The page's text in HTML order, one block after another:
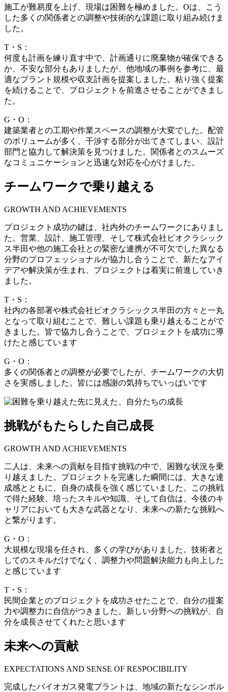
施工が難易度を上げ、現場は困難を極めました。Oは、こう
した多くの関係者との調整や技術的な課題に取り組み続けま
した。
T・S：
何度も計画を練り直す中で、計画通りに廃棄物が確保できる
か、不安な部分もありましたが、他地域の事例を参考に、最
適なプラント規模や収支計画を提案しました。粘り強く提案
を続けることで、プロジェクトを前進させることができまし
た。
G・O：
建築業者との工期や作業スペースの調整が大変でした。配管
のボリュームが多く、干渉する部分が出てきてしまい、設計
部門と協力して解決策を見つけました。関係者とのスムーズ
なコミュニケーションと迅速な対応を心がけました。
チームワークで乗り越える
GROWTH AND ACHIEVEMENTS
プロジェクト成功の鍵は、社内外のチームワークにありまし
た。営業、設計、施工管理、そして株式会社ビオクラシック
ス半田や他の施工会社との緊密な連携が不可欠でした異なる
分野のプロフェッショナルが協力し合うことで、新たなアイ
デアや解決策が生まれ、プロジェクトは着実に前進していき
ました。
T・S：
社内の各部署や株式会社ビオクラシックス半田の方々と一丸
となって取り組むことで、難しい課題も乗り越えることがで
きました。皆で協力し合うことで、プロジェクトを成功に導
けたと感じています
G・O：
多くの関係者との調整が必要でしたが、チームワークの大切
さを実感しました。皆には感謝の気持ちでいっぱいです
挑戦がもたらした自己成長
GROWTH AND ACHIEVEMENTS
二人は、未来への貢献を目指す挑戦の中で、困難な状況を乗
り越えました。プロジェクトを完遂した瞬間には、大きな達
成感とともに、自身の成長を強く感じていました。この挑戦
で得た経験、培ったスキルや知識、そして自信は、今後のキ
ャリアにおいても大きな武器となり、未来への新たな挑戦へ
と繋がります。
G・O：
大規模な現場を任され、多くの学びがありました。技術者と
してのスキルだけでなく、調整力や問題解決能力も向上した
と感じています
T・S：
民間企業とのプロジェクトを成功させたことで、自分の提案
力や調整力に自信がつきました。新しい分野への挑戦が、自
分を成長させてくれたと思います
未来への貢献
EXPECTATIONS AND SENSE OF RESPOCIBILITY
完成したバイオガス発電プラントは、地域の新たなシンボル